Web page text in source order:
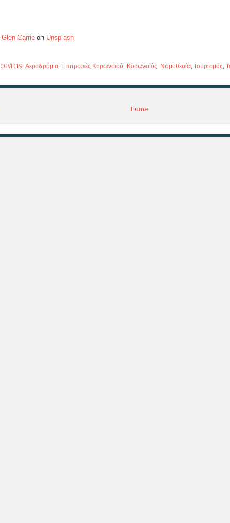
Glen Carrie on Unsplash
COVID19 Αεροδρόμια Επιτροπές Κορωνοϊού Κορωνοϊός Νομοθεσία Τουρισμός
Home